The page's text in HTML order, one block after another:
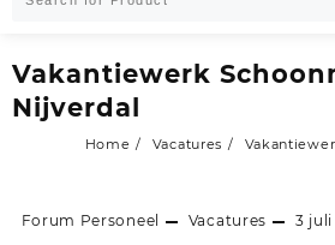
Vakantiewerk
Nijverdal
Home Vacatures
Forum Personeel Vacatures 3 juli